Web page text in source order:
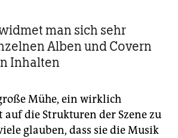
man sich sehr
Alben und Covern
Inhalten
Mühe, ein wirklich
auf die Strukturen der Szene zu
glauben, dass sie die Musik